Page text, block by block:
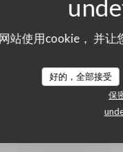
站使用cookie， 并让
好的，全部接受
保
顾客评分